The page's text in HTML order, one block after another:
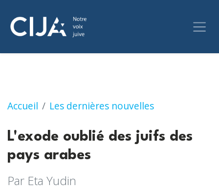
Accueil Les dernières nouvelles
L'exode oublié des juifs des pays arabes
L'exode oublié des juifs des
pays arabes
Par Eta Yudin